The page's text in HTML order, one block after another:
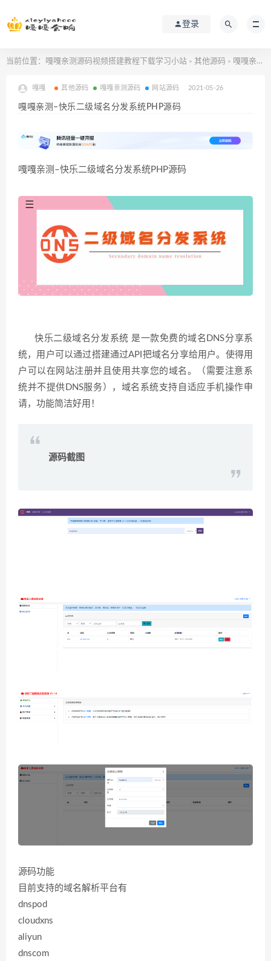
登录
当前位置： 嘎嘎亲测源码视频搭建教程下载学习小站 > 其他源码 > 嘎嘎亲测–快乐二级域名分发系统PHP源码
嘎嘎 其他源码 嘎嘎亲测源码 网站源码 2021-05-26
嘎嘎亲测–快乐二级域名分发系统PHP源码
嘎嘎亲测–快乐二级域名分发系统PHP源码
快乐二级域名分发系统 是一款免费的域名DNS分享系
统，用户可以通过搭建通过API把域名分享给用户。使得用
户可以在网站注册并且使用共享您的域名。（需要注意系
统并不提供DNS服务），域名系统支持自适应手机操作申
请，功能简洁好用！
源码截图
源码功能
目前支持的域名解析平台有
dnspod
cloudxns
aliyun
dnscom